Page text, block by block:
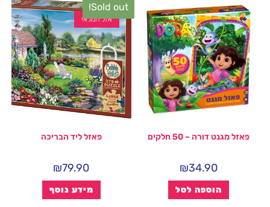
פאזל מגנט דורה – 50 חלקים
₪34.90
הוספה לסל
Sold out!
אזל המלאי
פאזל ליד הבריכה
₪79.90
מידע נוסף